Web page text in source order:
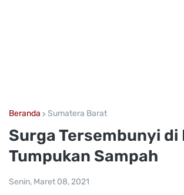
Beranda Sumatera Barat
Surga Tersembunyi di
Tumpukan Sampah
Senin, Maret 08, 2021